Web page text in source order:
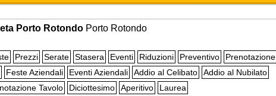
Porto Rotondo Porto Rotondo
Prezzi Serate Stasera Eventi Riduzioni Preventivo
Prenotazione
Feste Aziendali Eventi Aziendali Addio al Celibato
Addio al Nubilato
Tavolo Diciottesimo Aperitivo
Laurea